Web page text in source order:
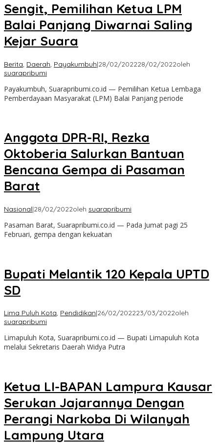
Sengit, Pemilihan Ketua LPM
Balai Panjang Diwarnai Saling
Kejar Suara
Berita, Daerah, Payakumbuh|28/02/202228/02/2022oleh
suarapribumi
Payakumbuh, Suarapribumi.co.id — Pemilihan Ketua Lembaga
Pemberdayaan Masyarakat (LPM) Balai Panjang periode
Anggota DPR-RI, Rezka
Oktoberia Salurkan Bantuan
Bencana Gempa di Pasaman
Barat
Nasional|28/02/2022oleh suarapribumi
Pasaman Barat, Suarapribumi.co.id — Pada Jumat pagi 25
Februari, gempa dengan kekuatan
Bupati Melantik 120 Kepala UPTD
SD
Lima Puluh Kota, Pendidikan|26/02/202223/03/2022oleh
suarapribumi
Limapuluh Kota, Suarapribumi.co.id — Bupati Limapuluh Kota
melalui Sekretaris Daerah Widya Putra
Ketua LI-BAPAN Lampura Kausar
Serukan Jajarannya Dengan
Perangi Narkoba Di Wilanyah
Lampung Utara